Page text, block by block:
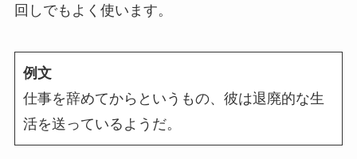
回しでもよく使います。
例文
仕事を辞めてからというもの、彼は退廃的な生
活を送っているようだ。